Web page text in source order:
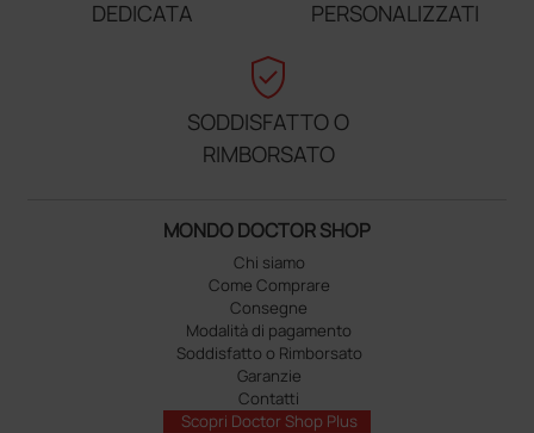
DEDICATA
PERSONALIZZATI
verified_user
SODDISFATTO O
RIMBORSATO
MONDO DOCTOR SHOP
Chi siamo
Come Comprare
Consegne
Modalità di pagamento
Soddisfatto o Rimborsato
Garanzie
Contatti
Scopri Doctor Shop Plus